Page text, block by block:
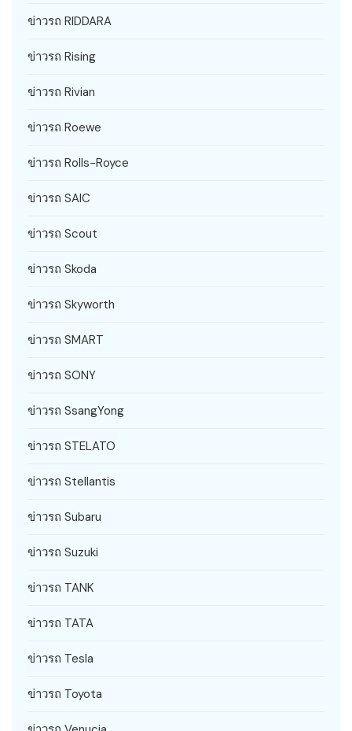
ข่าวรถ RIDDARA
ข่าวรถ Rising
ข่าวรถ Rivian
ข่าวรถ Roewe
ข่าวรถ Rolls-Royce
ข่าวรถ SAIC
ข่าวรถ Scout
ข่าวรถ Skoda
ข่าวรถ Skyworth
ข่าวรถ SMART
ข่าวรถ SONY
ข่าวรถ SsangYong
ข่าวรถ STELATO
ข่าวรถ Stellantis
ข่าวรถ Subaru
ข่าวรถ Suzuki
ข่าวรถ TANK
ข่าวรถ TATA
ข่าวรถ Tesla
ข่าวรถ Toyota